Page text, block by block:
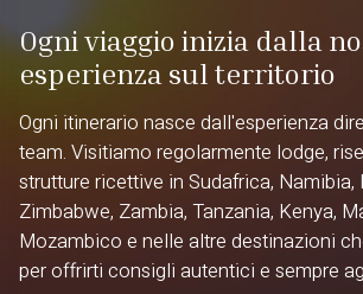
Ogni viaggio inizia dalla
esperienza sul territorio
Ogni itinerario nasce dall'esperienza
team. Visitiamo regolarmente lodge,
strutture ricettive in Sudafrica, Namibia,
Zimbabwe, Zambia, Tanzania, Kenya,
Mozambico e nelle altre destinazioni
per offrirti consigli autentici e sempre